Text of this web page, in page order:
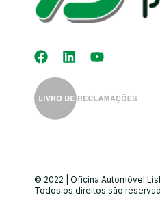
© 2022 | Oficina Automóvel
Todos os direitos são
Kit Distribuição